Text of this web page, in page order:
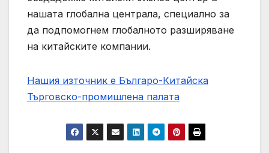
нашата глобална централа, специално за
да подпомогнем глобалното разширяване
на китайските компании.
Нашия източник е Българо-Китайска
Търговско-промишлена палaта